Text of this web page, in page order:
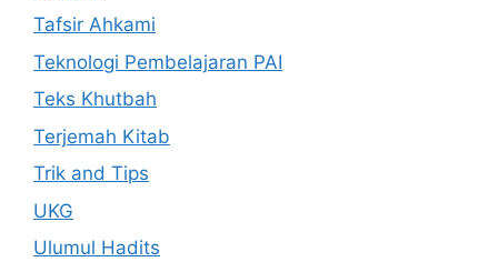
Tafsir Ahkami
Teknologi Pembelajaran PAI
Teks Khutbah
Terjemah Kitab
Trik and Tips
UKG
Ulumul Hadits